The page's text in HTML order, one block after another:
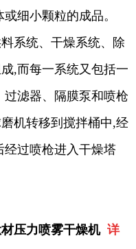
细小颗粒的成品。
系统、干燥系统、除
,而每一系统又包括一
滤器、隔膜泵和喷枪
机转移到搅拌桶中,经
经过喷枪进入干燥塔
压力喷雾干燥机 详